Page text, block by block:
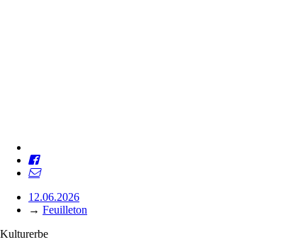
12.06.2026
→ Feuilleton
Kulturerbe